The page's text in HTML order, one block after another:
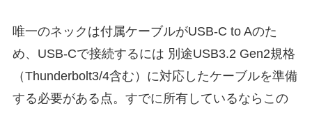
唯一のネックは付属ケーブルがUSB-C to Aのた
め、USB-Cで接続するには 別途USB3.2 Gen2規格
（Thunderbolt3/4含む）に対応したケーブルを準備
する必要がある点。すでに所有しているならこの